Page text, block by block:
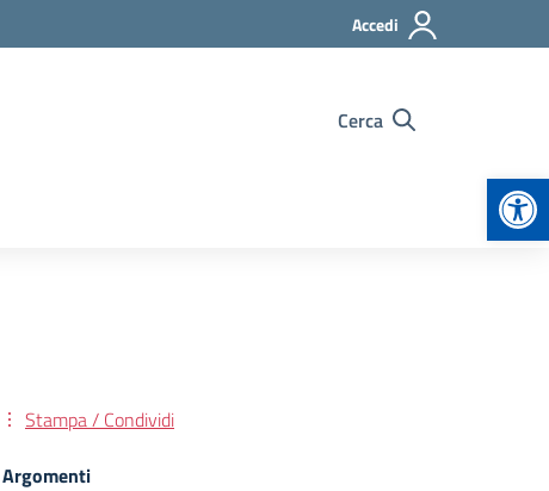
Accedi
Cerca
Stampa / Condividi
Argomenti